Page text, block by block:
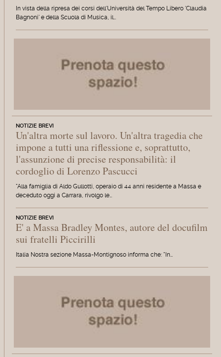
In vista della ripresa dei corsi dell'Università del Tempo Libero 'Claudia
Bagnoni' e della Scuola di Musica, il…
NOTIZIE BREVI
Un'altra morte sul lavoro. Un'altra tragedia che
impone a tutti una riflessione e, soprattutto,
l'assunzione di precise responsabilità: il
cordoglio di Lorenzo Pascucci
"Alla famiglia di Aldo Gullotti, operaio di 44 anni residente a Massa e
deceduto oggi a Carrara, rivolgo le…
NOTIZIE BREVI
E' a Massa Bradley Montes, autore del docufilm
sui fratelli Piccirilli
Italia Nostra sezione Massa-Montignoso informa che: "In…